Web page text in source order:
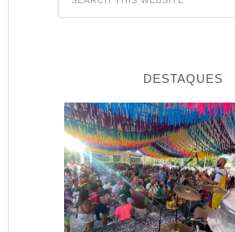
DESTAQUES